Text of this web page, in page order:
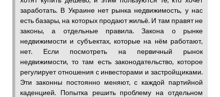
заработать. В Украине нет рынка недвижимость, у нас
есть базары, на которых продают жильё. И там правят не
законы, а отдельные правила. Закона о рынке
недвижимости и субъектах, которые на нём работают,
нет. Если посмотреть на первичный рынок
недвижимости, то там есть законодательство, которое
регулирует отношения с инвесторами и застройщиками.
Эти законны постоянно меняют, с каждой партийной
каденцией. Попытка решить проблему на отдельном